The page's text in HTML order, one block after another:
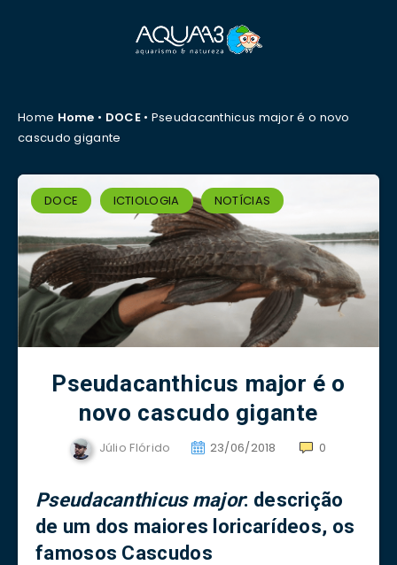
Home Home • DOCE• Pseudacanthicus major é o novo
cascudo gigante
DOCE ICTIOLOGIA NOTÍCIAS
Pseudacanthicus major é o
novo cascudo gigante
Júlio Flórido 23/06/2018 0
Pseudacanthicus major: descrição
de um dos maiores loricarídeos, os
famosos Cascudos